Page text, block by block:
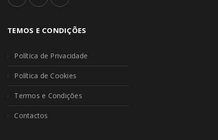
TEMOS E CONDIÇÕES
Política de Privacidade
Política de Cookies
Termos e Condições
Contactos